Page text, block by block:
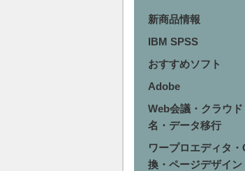
新商品情報
IBM SPSS
おすすめソフト
Adobe
Web会議・クラウ
名・データ移行
ワープロエディタ
換・ページデザイン